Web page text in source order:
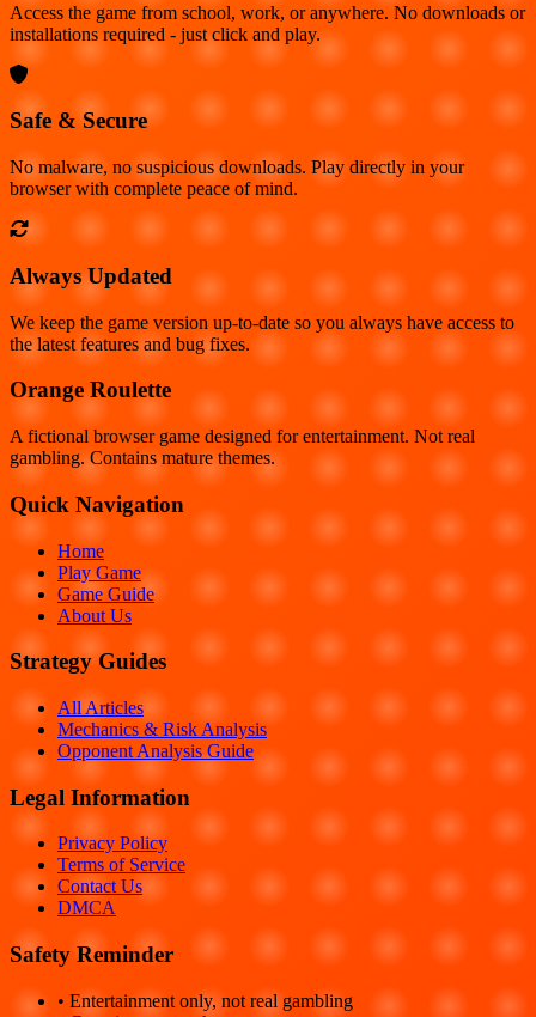
Access the game from school, work, or anywhere. No downloads or
installations required - just click and play.
Safe & Secure
No malware, no suspicious downloads. Play directly in your
browser with complete peace of mind.
Always Updated
We keep the game version up-to-date so you always have access to
the latest features and bug fixes.
Orange Roulette
A fictional browser game designed for entertainment. Not real
gambling. Contains mature themes.
Quick Navigation
Home
Play Game
Game Guide
About Us
Strategy Guides
All Articles
Mechanics & Risk Analysis
Opponent Analysis Guide
Legal Information
Privacy Policy
Terms of Service
Contact Us
DMCA
Safety Reminder
• Entertainment only, not real gambling